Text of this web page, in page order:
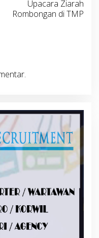
Upacara Ziarah
Rombongan di TMP